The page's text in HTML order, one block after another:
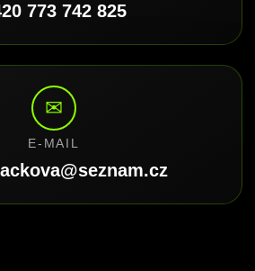
773 742 825
✉
E-MAIL